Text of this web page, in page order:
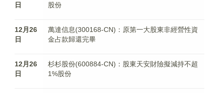
日
股份
12月26
日
萬達信息(300168-CN)：原第一大股東非經營性資
金占款歸還完畢
12月26
日
杉杉股份(600884-CN)：股東天安財險擬減持不超
1%股份